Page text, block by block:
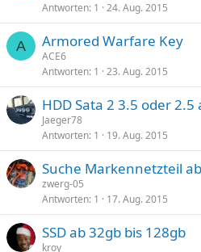
Antworten 1 24. Aug. 2015
A Armored Warfare Key
ACE6
Antworten 1 23. Aug. 2015
HDD Sata 2 3.5 oder 2.5
Jaeger78
Antworten 1 19. Aug. 2015
Suche Markennetzteil
zwerg-05
Antworten 1 17. Aug. 2015
SSD ab 32gb bis 128gb
kroy